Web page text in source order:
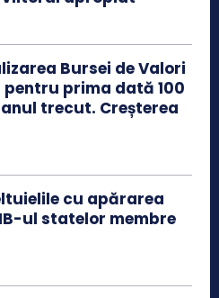
Bursei de Valori
prima dată 100
trecut. Creșterea
cu apărarea
ul statelor membre